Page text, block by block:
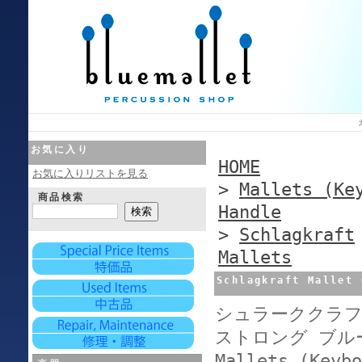
お気に入り
お気に入りリストを見る
商品検索
HOME
> Mallets
Handle
> Schlagkraft
Mallets
Schlagkraft Mallet
シュラーククラ
ストロング ブ